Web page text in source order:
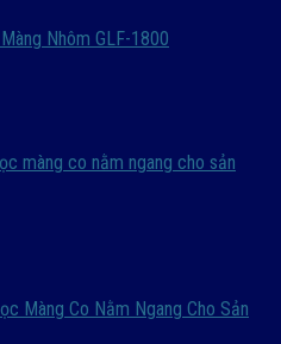
Nhôm GLF-1800
màng co nằm ngang cho sản
Màng Co Nằm Ngang Cho Sản